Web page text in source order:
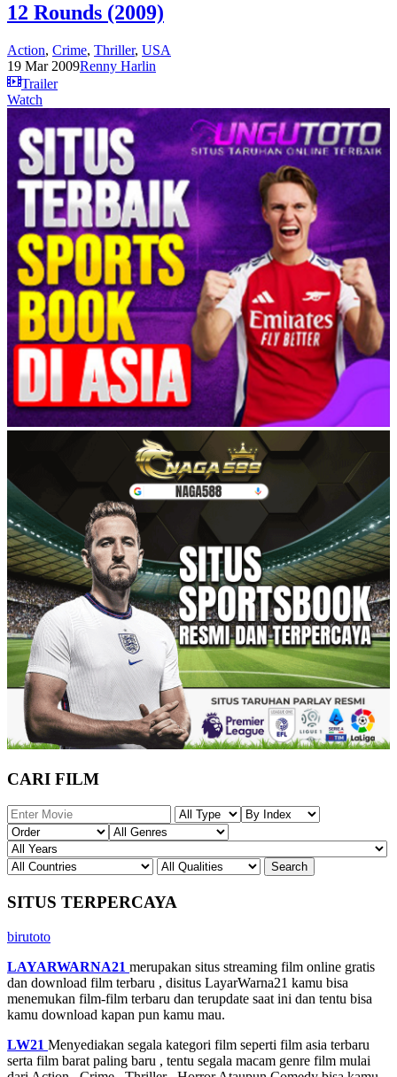
12 Rounds (2009)
Action, Crime, Thriller, USA
19 Mar 2009Renny Harlin
Trailer
Watch
CARI FILM
SITUS TERPERCAYA
birutoto
LAYARWARNA21 merupakan situs streaming film online gratis
dan download film terbaru , disitus LayarWarna21 kamu bisa
menemukan film-film terbaru dan terupdate saat ini dan tentu bisa
kamu download kapan pun kamu mau.
LW21 Menyediakan segala kategori film seperti film asia terbaru
serta film barat paling baru , tentu segala macam genre film mulai